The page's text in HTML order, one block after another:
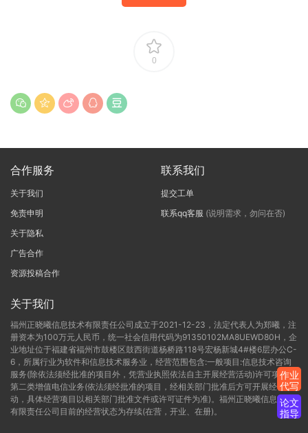
0
合作服务
关于我们
免责申明
关于隐私
广告合作
资源投稿合作
联系我们
提交工单
联系qq客服 (说明需求，勿问在否)
关于我们
福州正晓曦信息技术有限责任公司成立于2021-12-23，法定代表人为郑曦，注
册资本为100万元人民币，统一社会信用代码为91350102MA8UEWD80H，企
业地址位于福建省福州市鼓楼区鼓西街道杨桥路118号宏杨新城4#楼6层办公C-
6，所属行业为软件和信息技术服务业，经营范围包含:一般项目:信息技术咨询
服务(除依法须经批准的项目外，凭营业执照依法自主开展经营活动)许可项目:
第二类增值电信业务(依法须经批准的项目，经相关部门批准后方可开展经营活
动，具体经营项目以相关部门批准文件或许可证件为准)。福州正晓曦信息技术
有限责任公司目前的经营状态为存续(在营，开业、在册)。
作业
代写
论文
指导